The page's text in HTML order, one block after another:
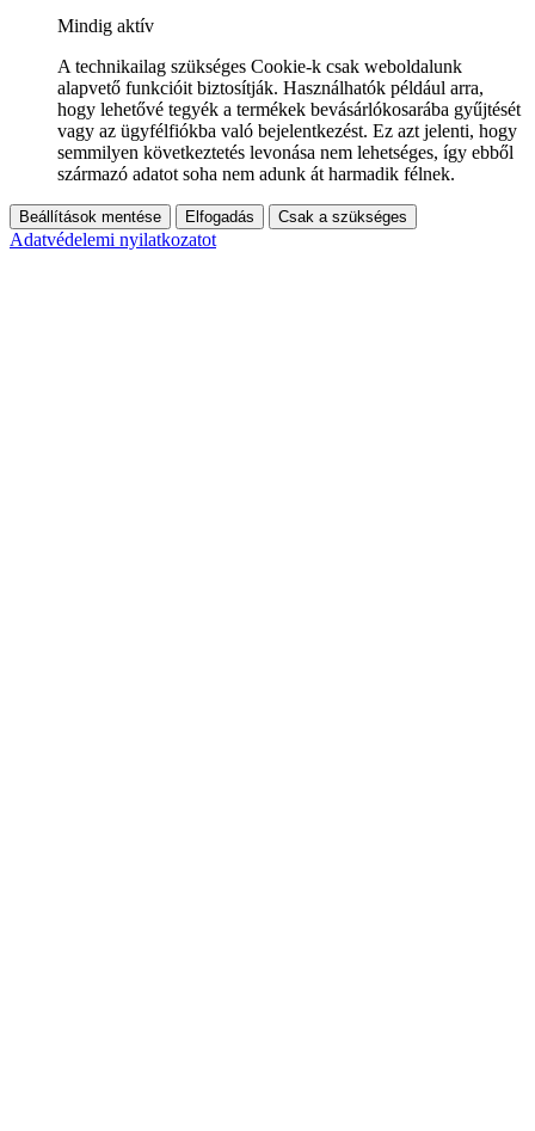
Mindig aktív
A technikailag szükséges Cookie-k csak weboldalunk
alapvető funkcióit biztosítják. Használhatók például arra,
hogy lehetővé tegyék a termékek bevásárlókosarába gyűjtését
vagy az ügyfélfiókba való bejelentkezést. Ez azt jelenti, hogy
semmilyen következtetés levonása nem lehetséges, így ebből
származó adatot soha nem adunk át harmadik félnek.
Beállítások mentése Elfogadás Csak a szükséges
Adatvédelemi nyilatkozatot